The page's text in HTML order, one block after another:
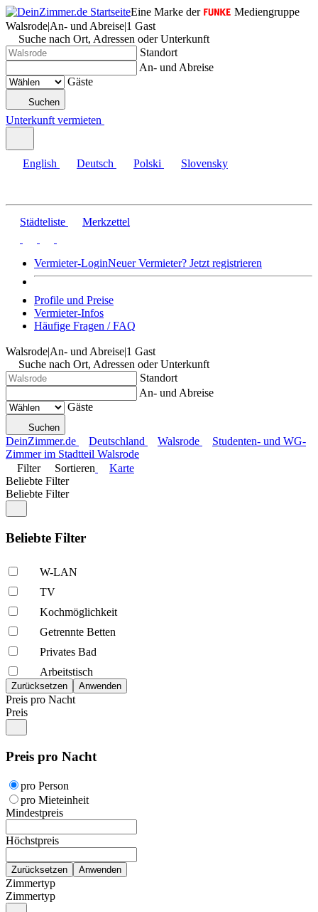
Eine Marke der
Mediengruppe
Walsrode|An- und Abreise|1 Gast
Suche nach Ort, Adressen oder Unterkunft
Standort
An- und Abreise
Gäste
Suchen
Unterkunft vermieten
English Deutsch Polski Slovensky
Städteliste Merkzettel
Vermieter-LoginNeuer Vermieter? Jetzt registrieren
Profile und Preise
Vermieter-Infos
Häufige Fragen / FAQ
Walsrode|An- und Abreise|1 Gast
Suche nach Ort, Adressen oder Unterkunft
Standort
An- und Abreise
Gäste
Suchen
DeinZimmer.de Deutschland Walsrode
Studenten- und WG-
Zimmer im Stadtteil Walsrode
Filter
Sortieren
Karte
Beliebte Filter
Beliebte Filter
Beliebte Filter
W-LAN
TV
Kochmöglich­keit
Getrennte Betten
Privates Bad
Arbeitstisch
Preis pro Nacht
Preis
Preis pro Nacht
pro Person
pro Mieteinheit
Mindestpreis
Höchstpreis
Zimmertyp
Zimmertyp